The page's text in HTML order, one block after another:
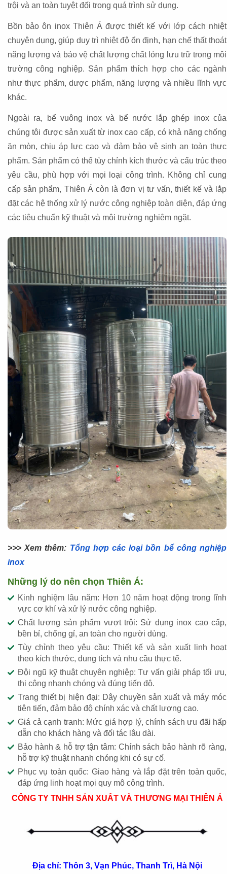
trội và an toàn tuyệt đối trong quá trình sử dụng.
Bồn bảo ôn inox Thiên Á được thiết kế với lớp cách nhiệt
chuyên dụng, giúp duy trì nhiệt độ ổn định, hạn chế thất thoát
năng lượng và bảo vệ chất lượng chất lỏng lưu trữ trong môi
trường công nghiệp. Sản phẩm thích hợp cho các ngành
như thực phẩm, dược phẩm, năng lượng và nhiều lĩnh vực
khác.
Ngoài ra, bể vuông inox và bể nước lắp ghép inox của
chúng tôi được sản xuất từ inox cao cấp, có khả năng chống
ăn mòn, chịu áp lực cao và đảm bảo vệ sinh an toàn thực
phẩm. Sản phẩm có thể tùy chỉnh kích thước và cấu trúc theo
yêu cầu, phù hợp với mọi loại công trình. Không chỉ cung
cấp sản phẩm, Thiên Á còn là đơn vị tư vấn, thiết kế và lắp
đặt các hệ thống xử lý nước công nghiệp toàn diện, đáp ứng
các tiêu chuẩn kỹ thuật và môi trường nghiêm ngặt.
>>> Xem thêm: Tổng hợp các loại bồn bể công nghiệp
inox
Những lý do nên chọn Thiên Á:
Kinh nghiệm lâu năm: Hơn 10 năm hoạt động trong lĩnh
vực cơ khí và xử lý nước công nghiệp.
Chất lượng sản phẩm vượt trội: Sử dụng inox cao cấp,
bền bỉ, chống gỉ, an toàn cho người dùng.
Tùy chỉnh theo yêu cầu: Thiết kế và sản xuất linh hoạt
theo kích thước, dung tích và nhu cầu thực tế.
Đội ngũ kỹ thuật chuyên nghiệp: Tư vấn giải pháp tối ưu,
thi công nhanh chóng và đúng tiến độ.
Trang thiết bị hiện đại: Dây chuyền sản xuất và máy móc
tiên tiến, đảm bảo độ chính xác và chất lượng cao.
Giá cả cạnh tranh: Mức giá hợp lý, chính sách ưu đãi hấp
dẫn cho khách hàng và đối tác lâu dài.
Bảo hành & hỗ trợ tận tâm: Chính sách bảo hành rõ ràng,
hỗ trợ kỹ thuật nhanh chóng khi có sự cố.
Phục vụ toàn quốc: Giao hàng và lắp đặt trên toàn quốc,
đáp ứng linh hoạt mọi quy mô công trình.
CÔNG TY TNHH SẢN XUẤT VÀ THƯƠNG MẠI THIÊN Á
Địa chỉ: Thôn 3, Vạn Phúc, Thanh Trì, Hà Nội